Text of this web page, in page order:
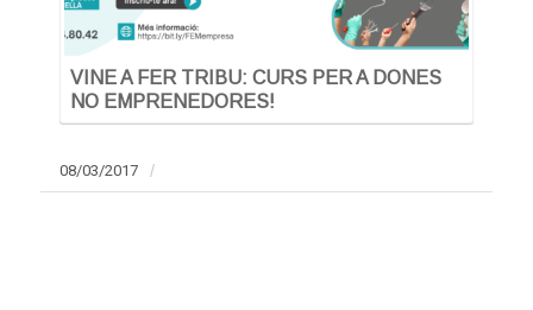
VINE A FER TRIBU: CURS PER A DONES
NO EMPRENEDORES!
08/03/2017 /